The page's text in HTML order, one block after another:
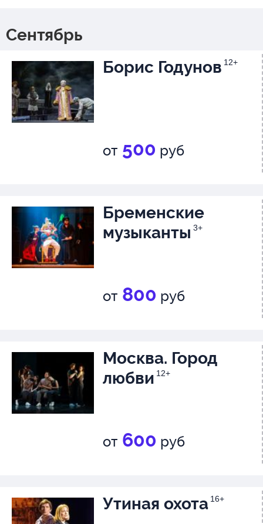
Сентябрь
Борис Годунов 12+
от 500 руб
Бременские
музыканты 3+
от 800 руб
Москва. Город
любви 12+
от 600 руб
Утиная охота 16+